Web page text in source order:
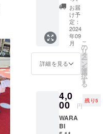
けて保
存 賞味
期限：
商品発
送時点
で90日
以上の
ものを
お届け
いたし
原産国:
日本 原
材料
名：米
こうじ
いま
す。 わ
らび
ちゃん
のあま
ン 名
称：あ
内容
量：
770ｇ
保存方
法：直
射日光
蔵、
ちょっ
と甘口
のお酒
です。
直実
醸造 品
目：清
720ml
原材料
名：米
（国
産）、
ンゲや
もみ
殻、稲
藁、ハ
サガケ
用の
して山
羊の排
として
田んぼ
しなが
ら手間
けで
す。 ノ
ンアル
コール
のた
め、お
子様か
らお年
ただけ
ます。
もちに
使う桜
茶 宇
治抹茶
入り玄
米茶
aburabi
オリジ
ナルブ
レン
100％
クルー
ネック
タイ
プ。 蕨
ツ M
サイ
ズ 送
料込
み お
よび
オリジ
ナル
シー
ル・お
弊社
ホーム
ページ
へのお
名前掲
お届
け予
定：
2024
年09
月
詳細を見る
こ
の
リ
タ
ー
ン
を
選
択
す
る
4,0
00 円
残り5
WARA
BI